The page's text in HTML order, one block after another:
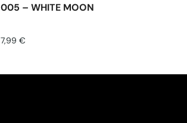
005 – WHITE MOON
7,99 €